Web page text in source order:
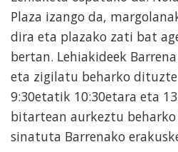
Plaza izango da,
dira eta plazako zati bat
bertan. Lehiakideek
eta zigilatu beharko
9:30etatik 10:30etara eta
bitartean aurkeztu
sinatuta Barrenako